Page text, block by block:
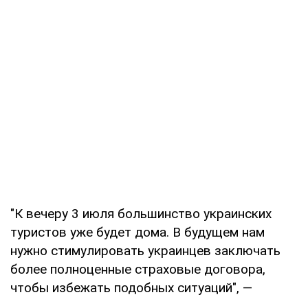
"К вечеру 3 июля большинство украинских
туристов уже будет дома. В будущем нам
нужно стимулировать украинцев заключать
более полноценные страховые договора,
чтобы избежать подобных ситуаций", —